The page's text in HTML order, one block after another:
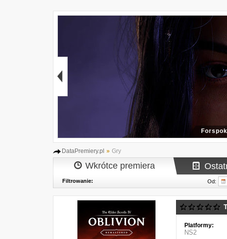
DataPremiery.pl » Gry
Wkrótce premiera
Filtrowanie: Od:
Platformy:
NS2